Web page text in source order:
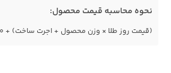
نحوه محاسبه قیمت محصول:
(قیمت روز طلا × وزن محصول + اجرت ساخت) + ۱۰٪ مالیات + ۷٪ سود + متعلقات